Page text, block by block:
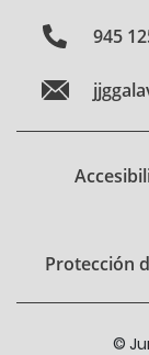
945
Protección
©